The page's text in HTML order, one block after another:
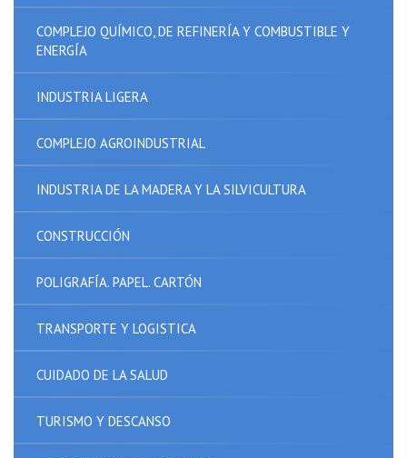
COMPLEJO QUÍMICO, DE REFINERÍA Y COMBUSTIBLE Y
ENERGÍA
INDUSTRIA LIGERA
COMPLEJO AGROINDUSTRIAL
INDUSTRIA DE LA MADERA Y LA SILVICULTURA
CONSTRUCCIÓN
POLIGRAFÍA. PAPEL. CARTÓN
TRANSPORTE Y LOGISTICA
CUIDADO DE LA SALUD
TURISMO Y DESCANSO